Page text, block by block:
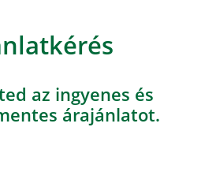
az ingyenes és
árajánlatot.